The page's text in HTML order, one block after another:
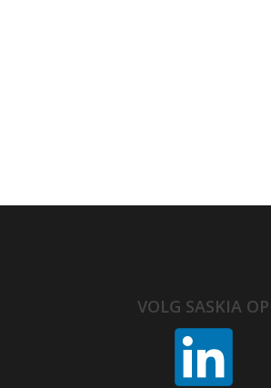
VOLG SASKIA OP